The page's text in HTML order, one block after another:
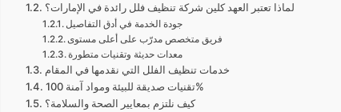
لماذا تعتبر العهد كلين شركة تنظيف فلل رائدة في الإمارات؟
جودة الخدمة في أدق التفاصيل
فريق متخصص مدرّب على أعلى مستوى
معدات حديثة وتقنيات متطورة
خدمات تنظيف الفلل التي نقدمها في المقام
تقنيات صديقة للبيئة ومواد آمنة 100%
كيف نلتزم بمعايير الصحة والسلامة؟